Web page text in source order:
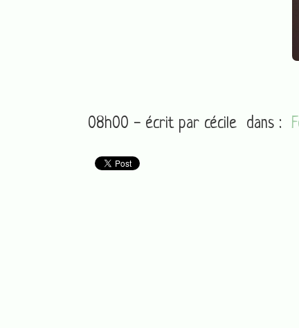
08h00 - écrit par cécile dans :